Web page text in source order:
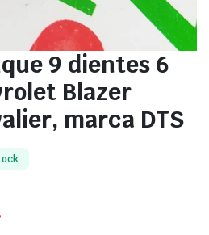
9 dientes 6
Blazer
marca DTS